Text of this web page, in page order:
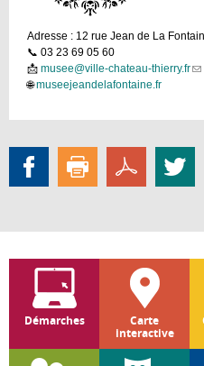
Adresse : 12 rue Jean de La
📞 03 23 69 05 60
📩 musee@ville-chateau-thierry.fr(link
🌐museejeandelafontaine.fr
Démarches
Carte
interactive